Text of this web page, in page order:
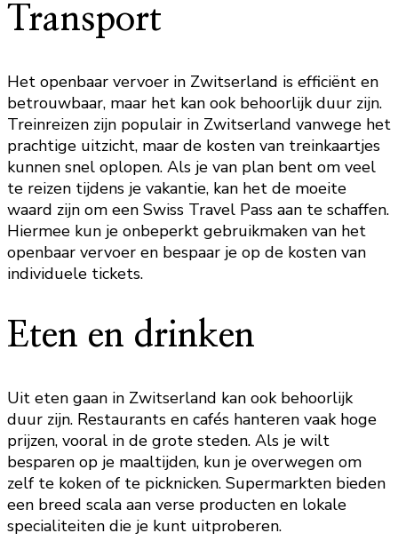
Transport
Het openbaar vervoer in Zwitserland is efficiënt en
betrouwbaar, maar het kan ook behoorlijk duur zijn.
Treinreizen zijn populair in Zwitserland vanwege het
prachtige uitzicht, maar de kosten van treinkaartjes
kunnen snel oplopen. Als je van plan bent om veel
te reizen tijdens je vakantie, kan het de moeite
waard zijn om een Swiss Travel Pass aan te schaffen.
Hiermee kun je onbeperkt gebruikmaken van het
openbaar vervoer en bespaar je op de kosten van
individuele tickets.
Eten en drinken
Uit eten gaan in Zwitserland kan ook behoorlijk
duur zijn. Restaurants en cafés hanteren vaak hoge
prijzen, vooral in de grote steden. Als je wilt
besparen op je maaltijden, kun je overwegen om
zelf te koken of te picknicken. Supermarkten bieden
een breed scala aan verse producten en lokale
specialiteiten die je kunt uitproberen.